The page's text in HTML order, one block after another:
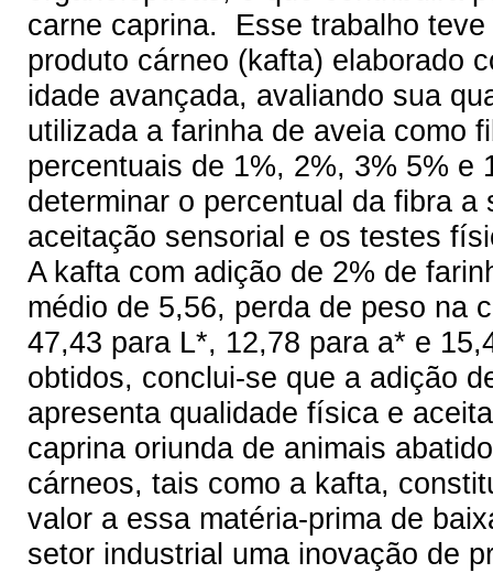
carne caprina. Esse trabalho
produto cárneo (kafta) elaborado
idade avançada, avaliando sua
utilizada a farinha de aveia como
percentuais de 1%, 2%, 3% 5% e
determinar o percentual da fibra
aceitação sensorial e os testes
A kafta com adição de 2% de
médio de 5,56, perda de peso na
47,43 para L*, 12,78 para a* e
obtidos, conclui-se que a adição
apresenta qualidade física e
caprina oriunda de animais
cárneos, tais como a kafta,
valor a essa matéria-prima de
setor industrial uma inovação de